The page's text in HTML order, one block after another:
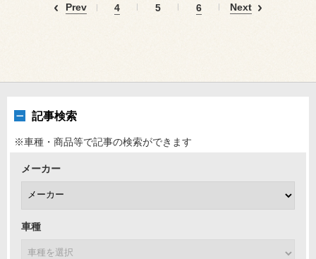
Prev 4 5 6 Next
記事検索
※車種・商品等で記事の検索ができます
メーカー
車種